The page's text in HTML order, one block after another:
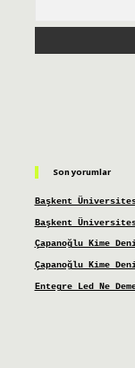
Son yorumlar
Başkent
Başkent
Çapanoğlu Kime
Çapanoğlu Kime
Entegre Led Ne